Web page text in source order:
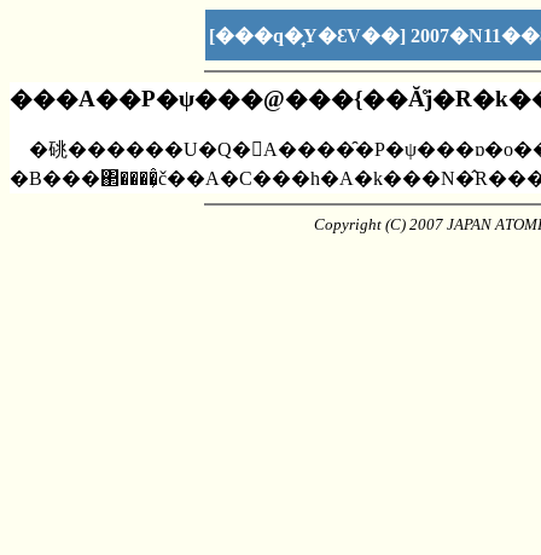
[���q�͎Y�ƐV��]
�䂪
Copyright (C) 2007 JAPAN